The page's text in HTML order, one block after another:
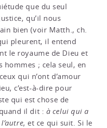
que du seul
qu’il nous
bien (voir Matth., ch.
pleurent, il entend
le royaume de Dieu et
hommes ; cela seul, en
qui n’ont d’amour
c’est-à-dire pour
qui est chose de
il dit : à celui qui a
, et ce qui suit. Si le